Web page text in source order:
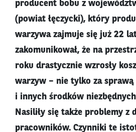
producent bobu z
(powiat łęczycki), który
warzywa zajmuje się już 22
zakomunikował, że na
roku drastycznie wzrosły
warzyw – nie tylko za sprawą
i innych środków
Nasiliły się także problemy z
pracowników. Czynniki te